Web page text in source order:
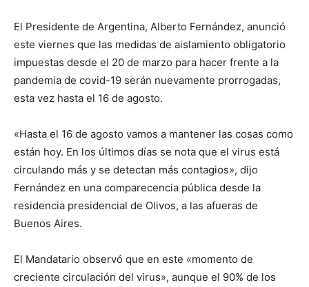
El Presidente de Argentina, Alberto Fernández, anunció
este viernes que las medidas de aislamiento obligatorio
impuestas desde el 20 de marzo para hacer frente a la
pandemia de covid-19 serán nuevamente prorrogadas,
esta vez hasta el 16 de agosto.
«Hasta el 16 de agosto vamos a mantener las cosas como
están hoy. En los últimos días se nota que el virus está
circulando más y se detectan más contagios», dijo
Fernández en una comparecencia pública desde la
residencia presidencial de Olivos, a las afueras de
Buenos Aires.
El Mandatario observó que en este «momento de
creciente circulación del virus», aunque el 90% de los